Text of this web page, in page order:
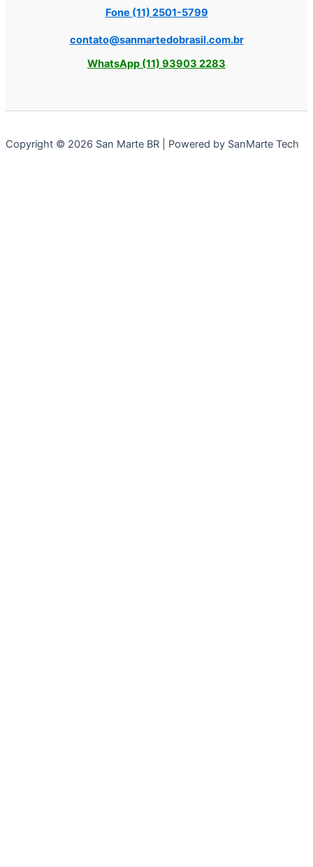
Fone (11) 2501-5799
contato@sanmartedobrasil.com.br
WhatsApp (11) 93903 2283
Copyright © 2026 San Marte BR | Powered by SanMarte Tech